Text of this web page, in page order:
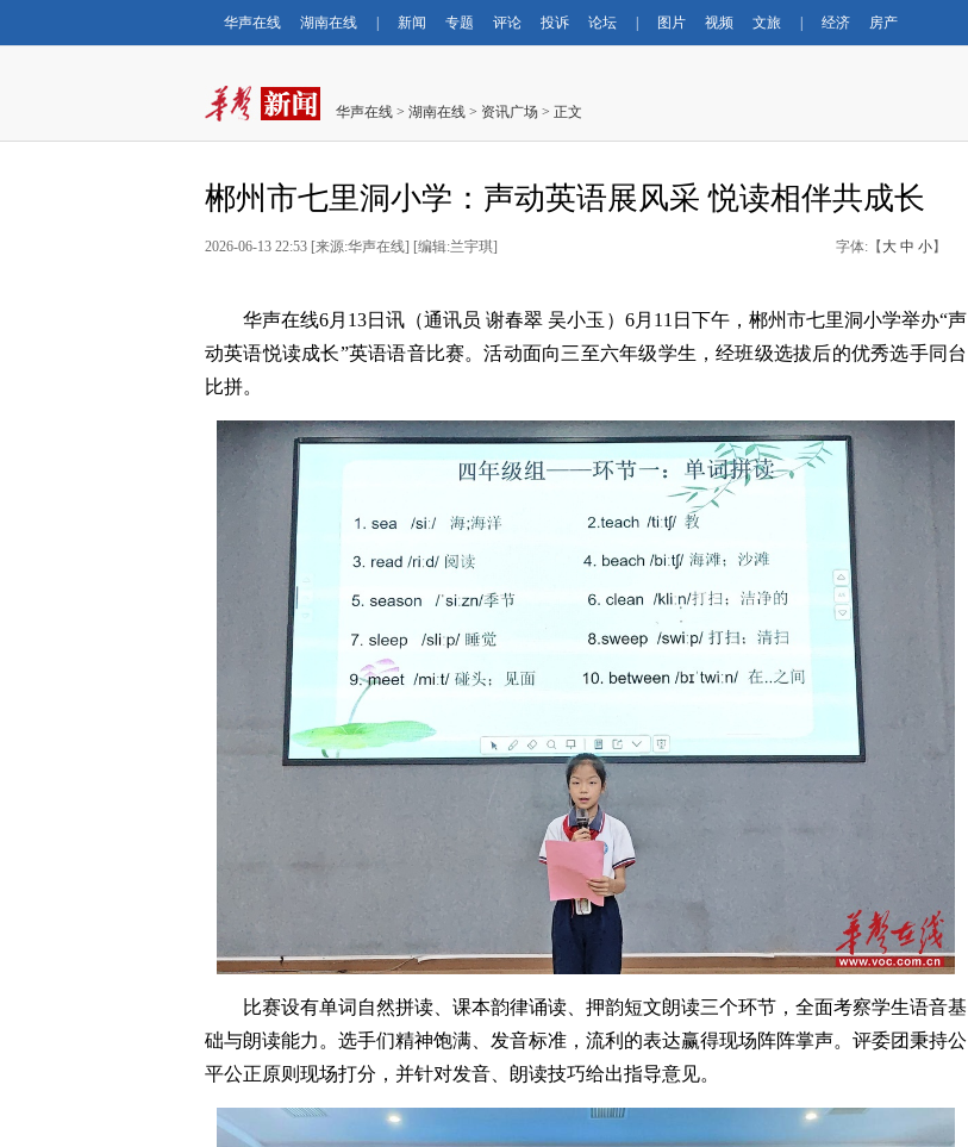
华声在线 湖南在线 新闻 专题 评论 投诉 论坛 图片 视频 文旅 经济 房产
华声在线 > 湖南在线 > 资讯广场 > 正文
郴州市七里洞小学：声动英语展风采 悦读相伴共成长
2026-06-13 22:53 [来源:华声在线] [编辑:兰宇琪] 字体:【 大 中 小】
华声在线6月13日讯（通讯员 谢春翠 吴小玉）6月11日下午，郴州市七里洞小学举办“声
动英语悦读成长”英语语音比赛。活动面向三至六年级学生，经班级选拔后的优秀选手同台
比拼。
比赛设有单词自然拼读、课本韵律诵读、押韵短文朗读三个环节，全面考察学生语音基
础与朗读能力。选手们精神饱满、发音标准，流利的表达赢得现场阵阵掌声。评委团秉持公
平公正原则现场打分，并针对发音、朗读技巧给出指导意见。